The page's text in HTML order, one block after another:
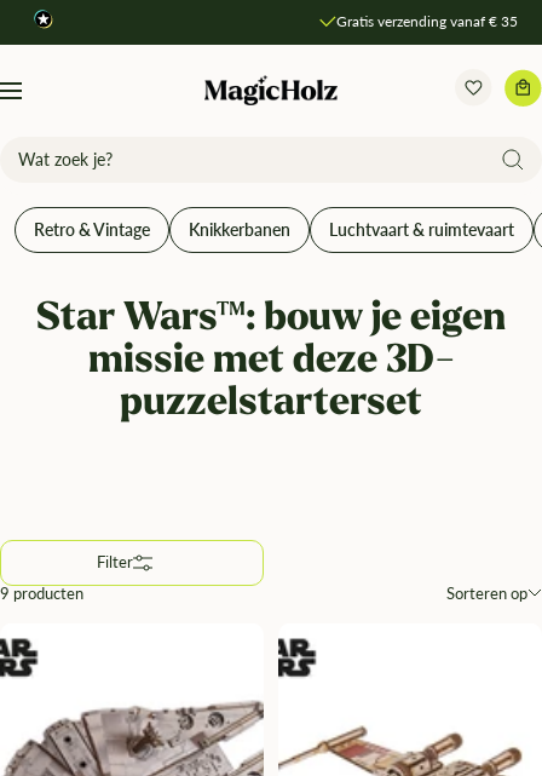
Gratis verzending vanaf € 35
Navigation MagicHolz
Retro & Vintage Knikkerbanen Luchtvaart & ruimtevaart
Star Wars™: bouw je eigen
missie met deze 3D-
puzzelstarterset
Filter
9 producten
Sorteren op
Producten vergelijken